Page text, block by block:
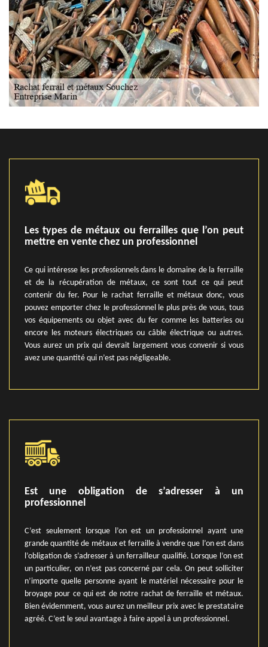
Les types de métaux ou ferrailles que l’on peut
mettre en vente chez un professionnel
Ce qui intéresse les professionnels dans le domaine de la ferraille
et de la récupération de métaux, ce sont tout ce qui peut
contenir du fer. Pour le rachat ferraille et métaux donc, vous
pouvez emporter chez le professionnel le plus près de vous, tous
vos équipements ou objet avec du fer comme les batteries ou
encore les moteurs électriques ou câble électrique ou autres.
Vous aurez un prix qui devrait largement vous convenir si vous
avez une quantité qui n’est pas négligeable.
Est une obligation de s’adresser à un
professionnel
C’est seulement lorsque l’on est un professionnel ayant une
grande quantité de métaux et ferraille à vendre que l’on est dans
l’obligation de s’adresser à un ferrailleur qualifié. Lorsque l’on est
un particulier, on n’est pas concerné par cela. On peut solliciter
n’importe quelle personne ayant le matériel nécessaire pour le
broyage pour ce qui est de notre rachat de ferraille et métaux.
Bien évidemment, vous aurez un meilleur prix avec le prestataire
agréé. C’est le seul avantage à faire appel à un professionnel.